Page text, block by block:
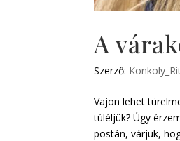
A
Szerző:
Vajon lehet
túléljük? Úgy
postán, várjuk,